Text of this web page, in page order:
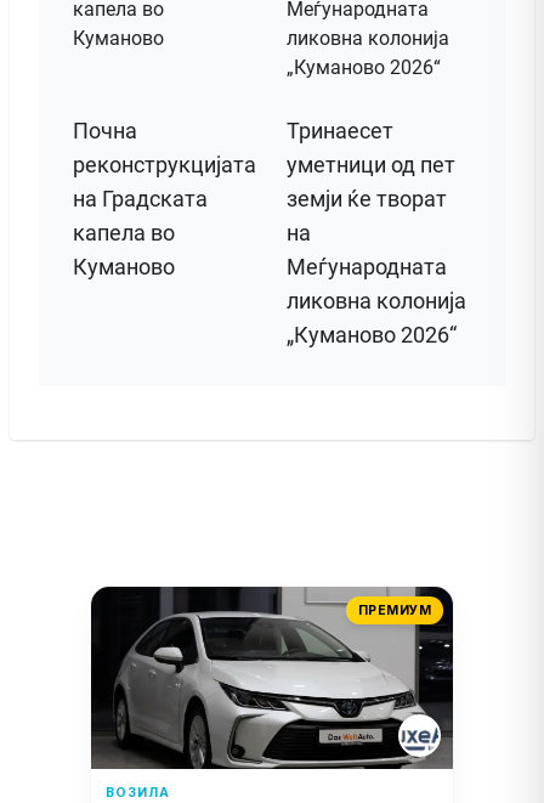
Почна
реконструкцијата
на Градската
капела во
Куманово
Тринаесет
уметници од пет
земји ќе творат
на
Меѓународната
ликовна колонија
„Куманово 2026“
ПРЕМИУМ
ВОЗИЛА